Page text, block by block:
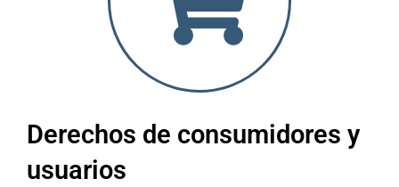
Derechos de consumidores y
usuarios